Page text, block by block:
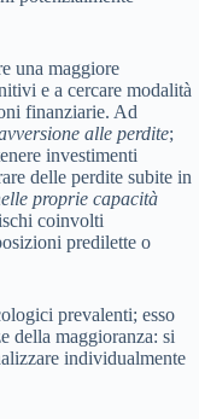
una maggiore
e a cercare modalità
finanziarie. Ad
alle perdite;
investimenti
delle perdite subite in
proprie capacità
coinvolti
predilette o
prevalenti; esso
della maggioranza: si
individualmente